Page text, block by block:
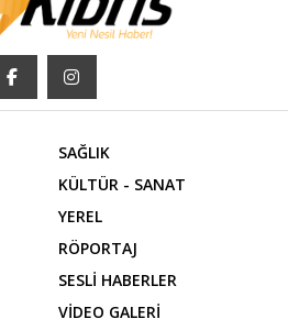
SAĞLIK
KÜLTÜR - SANAT
YEREL
RÖPORTAJ
SESLİ HABERLER
VİDEO GALERİ